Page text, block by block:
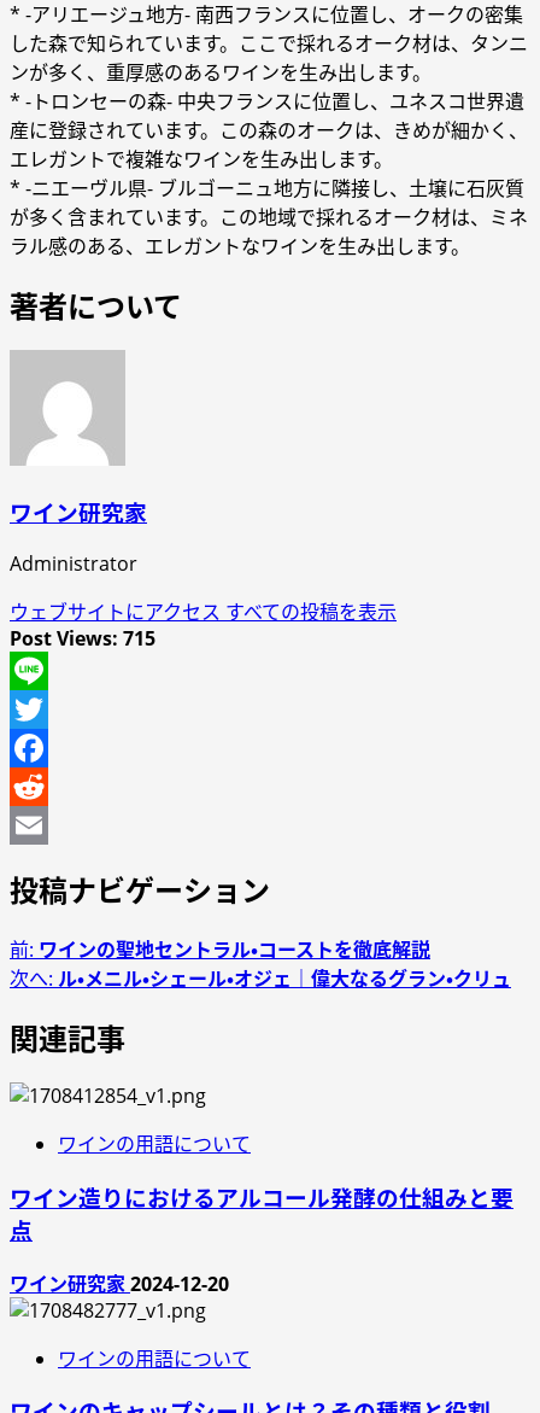
* -アリエージュ地方- 南西フランスに位置し、オークの密集
した森で知られています。ここで採れるオーク材は、タンニ
ンが多く、重厚感のあるワインを生み出します。
* -トロンセーの森- 中央フランスに位置し、ユネスコ世界遺
産に登録されています。この森のオークは、きめが細かく、
エレガントで複雑なワインを生み出します。
* -ニエーヴル県- ブルゴーニュ地方に隣接し、土壌に石灰質
が多く含まれています。この地域で採れるオーク材は、ミネ
ラル感のある、エレガントなワインを生み出します。
著者について
ワイン研究家
Administrator
ウェブサイトにアクセス すべての投稿を表示
Post Views: 715
Line
Twitter
Facebook
Reddit
投稿ナビゲーション
前: ワインの聖地セントラル・コーストを徹底解説
次へ: ル・メニル・シェール・オジェ｜偉大なるグラン・クリュ
関連記事
ワインの用語について
ワイン造りにおけるアルコール発酵の仕組みと要
点
ワイン研究家2024-12-20
ワインの用語について